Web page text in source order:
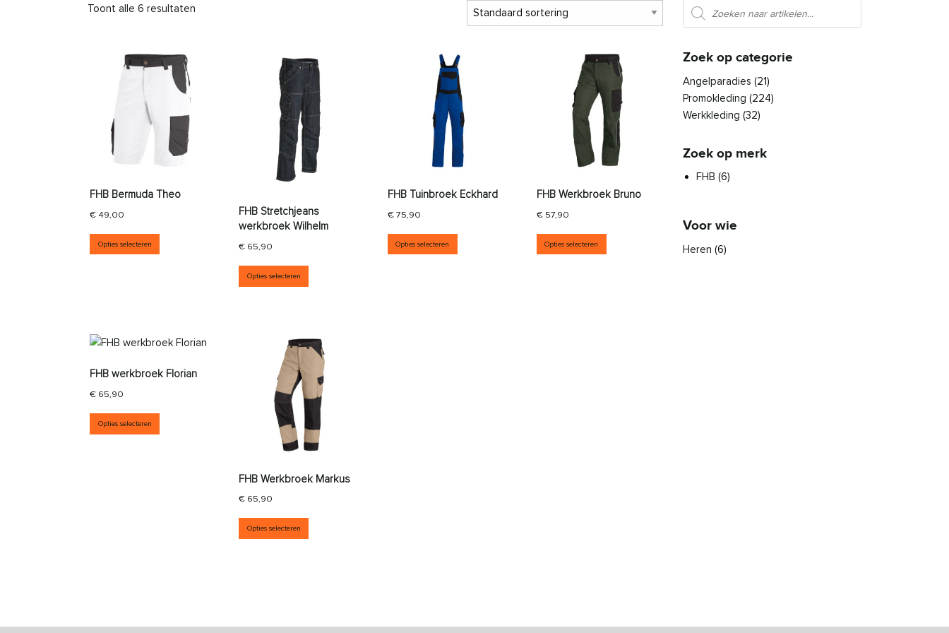
Toont alle 6 resultaten
FHB Bermuda Theo
€ 49,00
Opties selecteren
Dit product heeft meerdere variaties. Deze optie kan gekozen worden op de productpagina
FHB Stretchjeans
werkbroek Wilhelm
€ 65,90
Opties selecteren
Dit product heeft meerdere variaties. Deze optie kan gekozen worden op de productpagina
FHB Tuinbroek Eckhard
€75,90
Opties selecteren
Dit product heeft meerdere variaties. Deze optie kan gekozen worden op de productpagina
FHB Werkbroek Bruno
€57,90
Opties selecteren
Dit product heeft meerdere variaties. Deze optie kan gekozen worden
FHB werkbroek Florian
€ 65,90
Opties selecteren
Dit product heeft meerdere variaties. Deze optie kan gekozen worden op de productpagina
FHB Werkbroek Markus
€ 65,90
Opties selecteren
Dit product heeft meerdere variaties. Deze optie kan gekozen worden op de productpagina
Producten zoeken
Zoek op categorie
Angelparadies (21)
Promokleding (224)
Werkkleding (32)
Zoek op merk
FHB (6)
Voor wie
Heren (6)